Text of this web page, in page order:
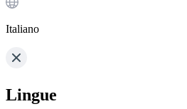
Italiano
Lingue